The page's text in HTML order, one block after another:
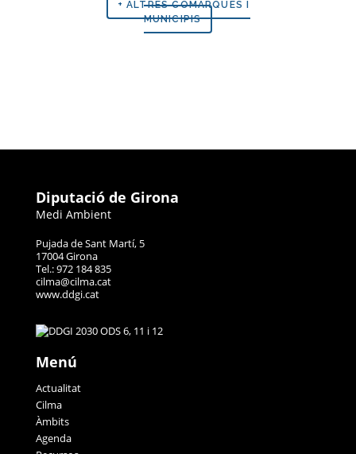
+ ALTRES COMARQUES I
MUNICIPIS
Diputació de Girona
Medi Ambient
Pujada de Sant Martí, 5
17004 Girona
Tel.: 972 184 835
cilma@cilma.cat
www.ddgi.cat
Menú
Actualitat
Cilma
Àmbits
Agenda